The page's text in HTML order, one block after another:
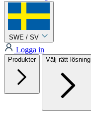
SWE / SV
Logga in
Produkter Välj rätt lösning